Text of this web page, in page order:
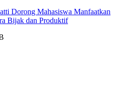
Dorong Mahasiswa Manfaatkan
Bijak dan Produktif